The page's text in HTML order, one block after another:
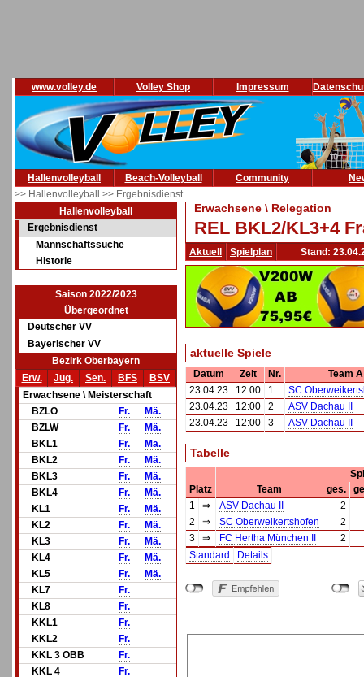
www.volley.de Volley Shop Impressum
Hallenvolleyball Beach-Volleyball Community
>> Hallenvolleyball >> Ergebnisdienst
Hallenvolleyball
Ergebnisdienst
Mannschaftssuche
Historie
Saison 2022/2023
Übergeordnet
Deutscher VV
Bayerischer VV
Bezirk Oberbayern
Erw.
Jug. Sen. BFS
BSV
Erwachsene \ Meisterschaft
BZLO
Fr.
Mä.
BZLW
Fr.
Mä.
BKL1
Fr.
Mä.
BKL2
Fr.
Mä.
BKL3
Fr.
Mä.
BKL4
Fr.
Mä.
KL1
Fr.
Mä.
KL2
Fr.
Mä.
KL3
Fr.
Mä.
KL4
Fr.
Mä.
KL5
Fr.
Mä.
KL7
Fr.
KL8
Fr.
KKL1
Fr.
KKL2
Fr.
KKL 3 OBB
Fr.
KKL 4
Fr.
Erwachsene \ Relegation
REL BKL2/KL3+4
Aktuell Spielplan Stand:
aktuelle Spiele
Datum Zeit Nr.
Team A
23.04.23
12:00 1
SC
23.04.23
12:00 2
ASV Dachau II
23.04.23
12:00 3 ASV Dachau II
Tabelle
Platz
Team ges.
1
⇒ ASV Dachau II
2
2
⇒ SC Oberweikertshofen
2
3
⇒ FC Hertha München II
2
Standard
Details